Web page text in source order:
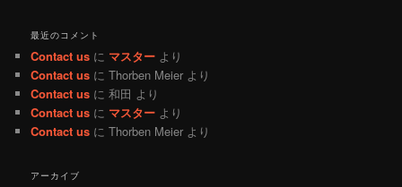
最近のコメント
Contact us に マスター より
Contact us にThorben Meier より
Contact us に和田 より
Contact us に マスター より
Contact us にThorben Meier より
アーカイブ